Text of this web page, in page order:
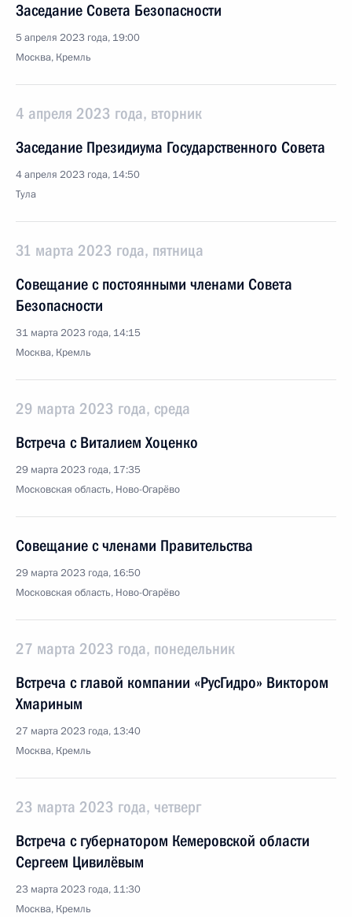
Заседание Совета Безопасности
5 апреля 2023 года, 19:00
Москва, Кремль
4 апреля 2023 года, вторник
Заседание Президиума Государственного Совета
4 апреля 2023 года, 14:50
Тула
31 марта 2023 года, пятница
Совещание с постоянными членами Совета
Безопасности
31 марта 2023 года, 14:15
Москва, Кремль
29 марта 2023 года, среда
Встреча с Виталием Хоценко
29 марта 2023 года, 17:35
Московская область, Ново-Огарёво
Совещание с членами Правительства
29 марта 2023 года, 16:50
Московская область, Ново-Огарёво
27 марта 2023 года, понедельник
Встреча с главой компании «РусГидро» Виктором
Хмариным
27 марта 2023 года, 13:40
Москва, Кремль
23 марта 2023 года, четверг
Встреча с губернатором Кемеровской области
Сергеем Цивилёвым
23 марта 2023 года, 11:30
Москва, Кремль